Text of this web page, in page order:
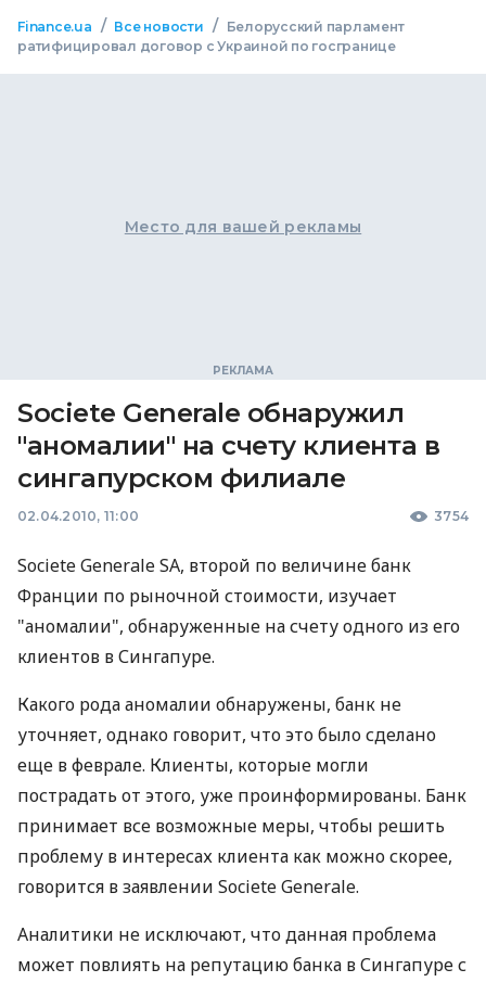
Finance.ua / Все новости /
Белорусский парламент
ратифицировал договор с Украиной по госгранице
Место для вашей рекламы
Societe Generale обнаружил
"аномалии" на счету клиента в
сингапурском филиале
02.04.2010, 11:00 3754
Societe Generale SA, второй по величине банк
Франции по рыночной стоимости, изучает
"аномалии", обнаруженные на счету одного из его
клиентов в Сингапуре.
Какого рода аномалии обнаружены, банк не
уточняет, однако говорит, что это было сделано
еще в феврале. Клиенты, которые могли
пострадать от этого, уже проинформированы. Банк
принимает все возможные меры, чтобы решить
проблему в интересах клиента как можно скорее,
говорится в заявлении Societe Generale.
Аналитики не исключают, что данная проблема
может повлиять на репутацию банка в Сингапуре с